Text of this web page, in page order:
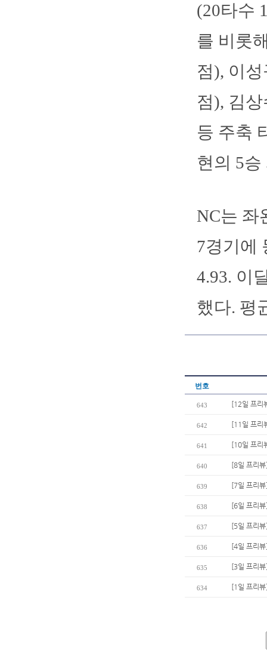
(20타수
를 비롯
점), 이
점), 김
등 주축
현의 5
NC는 좌
7경기에
4.93. 이
했다. 평
번호
643 [12일 프리
642 [11일 프리
641 [10일 프리
640 [8일 프리
639 [7일 프리
638 [6일 프리
637 [5일 프리
636 [4일 프리
635 [3일 프리
634 [1일 프리